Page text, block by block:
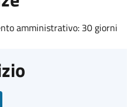
amministrativo: 30 giorni